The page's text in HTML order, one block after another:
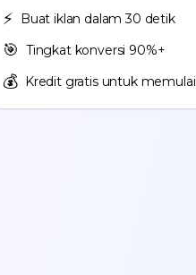
⚡ Buat iklan dalam 30 detik
🎯 Tingkat konversi 90%+
💰 Kredit gratis untuk memulai